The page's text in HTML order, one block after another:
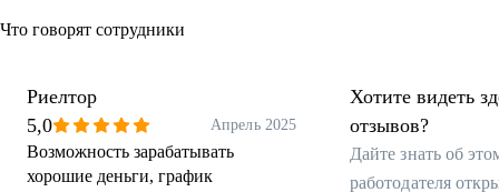
Что говорят сотрудники
Риелтор
5,0
Апрель 2025
Возможность зарабатывать
хорошие деньги, график
Хотите видеть
отзывов?
Дайте знать об
работодателя